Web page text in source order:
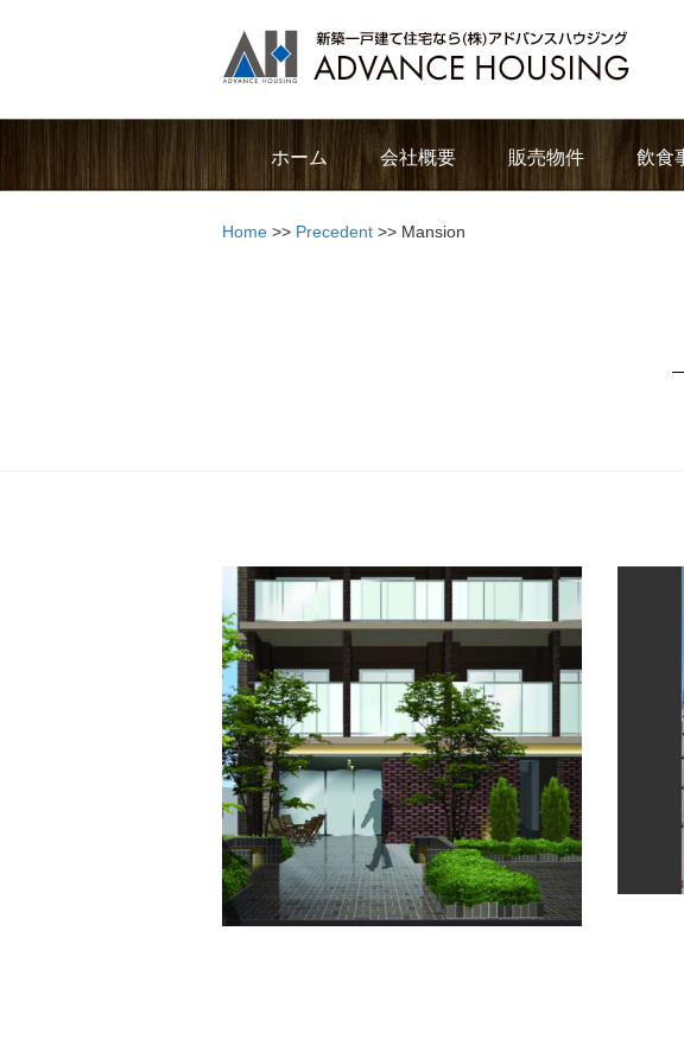
ホーム 会社概要 販売物件 飲食
Home >> Precedent >> Mansion